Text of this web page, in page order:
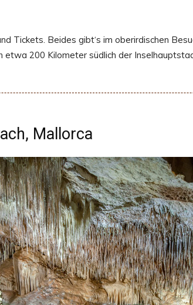
Tickets. Beides gibt‘s im oberirdischen
200 Kilometer südlich der
Mallorca